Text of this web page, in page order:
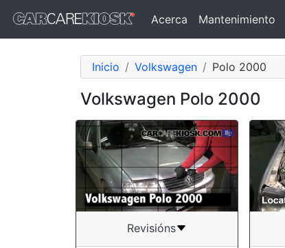
Acerca Mantenimiento
Inicio Volkswagen Polo 2000
Volkswagen Polo 2000
Revisións